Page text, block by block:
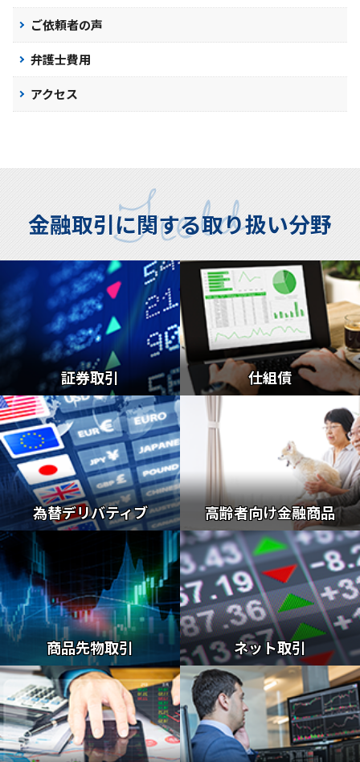
ご依頼者の声
弁護士費用
アクセス
金融取引に関する取り扱い分野
証券取引 仕組債
為替デリバティブ 高齢者向け金融商品
商品先物取引 ネット取引